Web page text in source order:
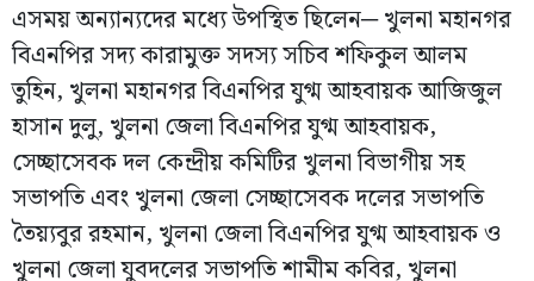
এসময় অন্যান্যদের মধ্যে উপস্থিত ছিলেন─ খুলনা মহানগর
বিএনপির সদ্য কারামুক্ত সদস্য সচিব শফিকুল আলম
তুহিন, খুলনা মহানগর বিএনপির যুগ্ম আহবায়ক আজিজুল
হাসান দুলু, খুলনা জেলা বিএনপির যুগ্ম আহবায়ক,
সেচ্ছাসেবক দল কেন্দ্রীয় কমিটির খুলনা বিভাগীয় সহ
সভাপতি এবং খুলনা জেলা সেচ্ছাসেবক দলের সভাপতি
তৈয়্যবুর রহমান, খুলনা জেলা বিএনপির যুগ্ম আহবায়ক ও
খুলনা জেলা যুবদলের সভাপতি শামীম কবির, খুলনা